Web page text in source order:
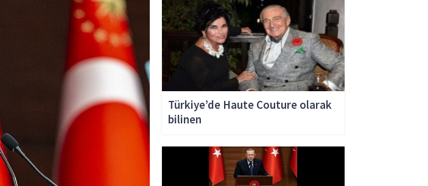
Türkiye’de Haute Couture olarak
bilinen